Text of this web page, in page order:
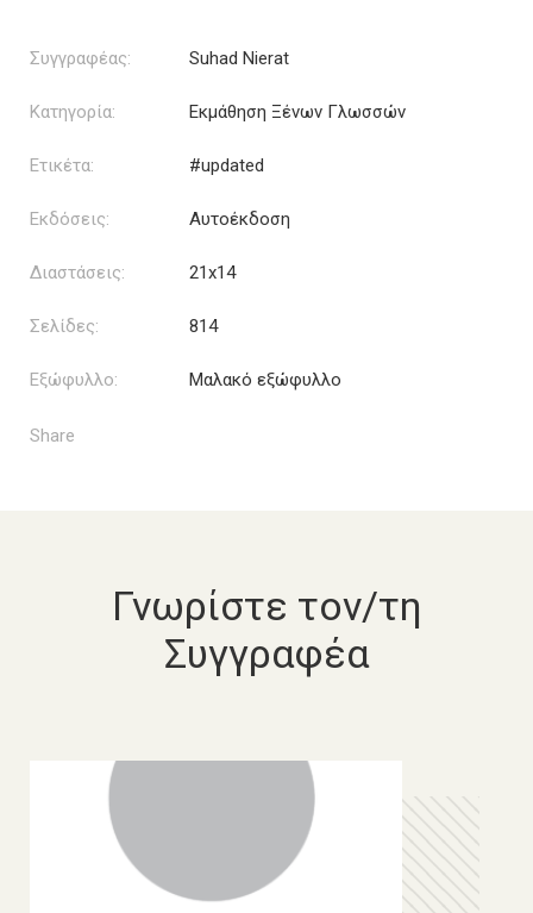
Συγγραφέας: Suhad Nierat
Κατηγορία: Εκμάθηση Ξένων Γλωσσών
Ετικέτα: #updated
Εκδόσεις: Αυτοέκδοση
Διαστάσεις: 21x14
Σελίδες: 814
Εξώφυλλο: Μαλακό εξώφυλλο
Share
Γνωρίστε τον/τη
Συγγραφέα